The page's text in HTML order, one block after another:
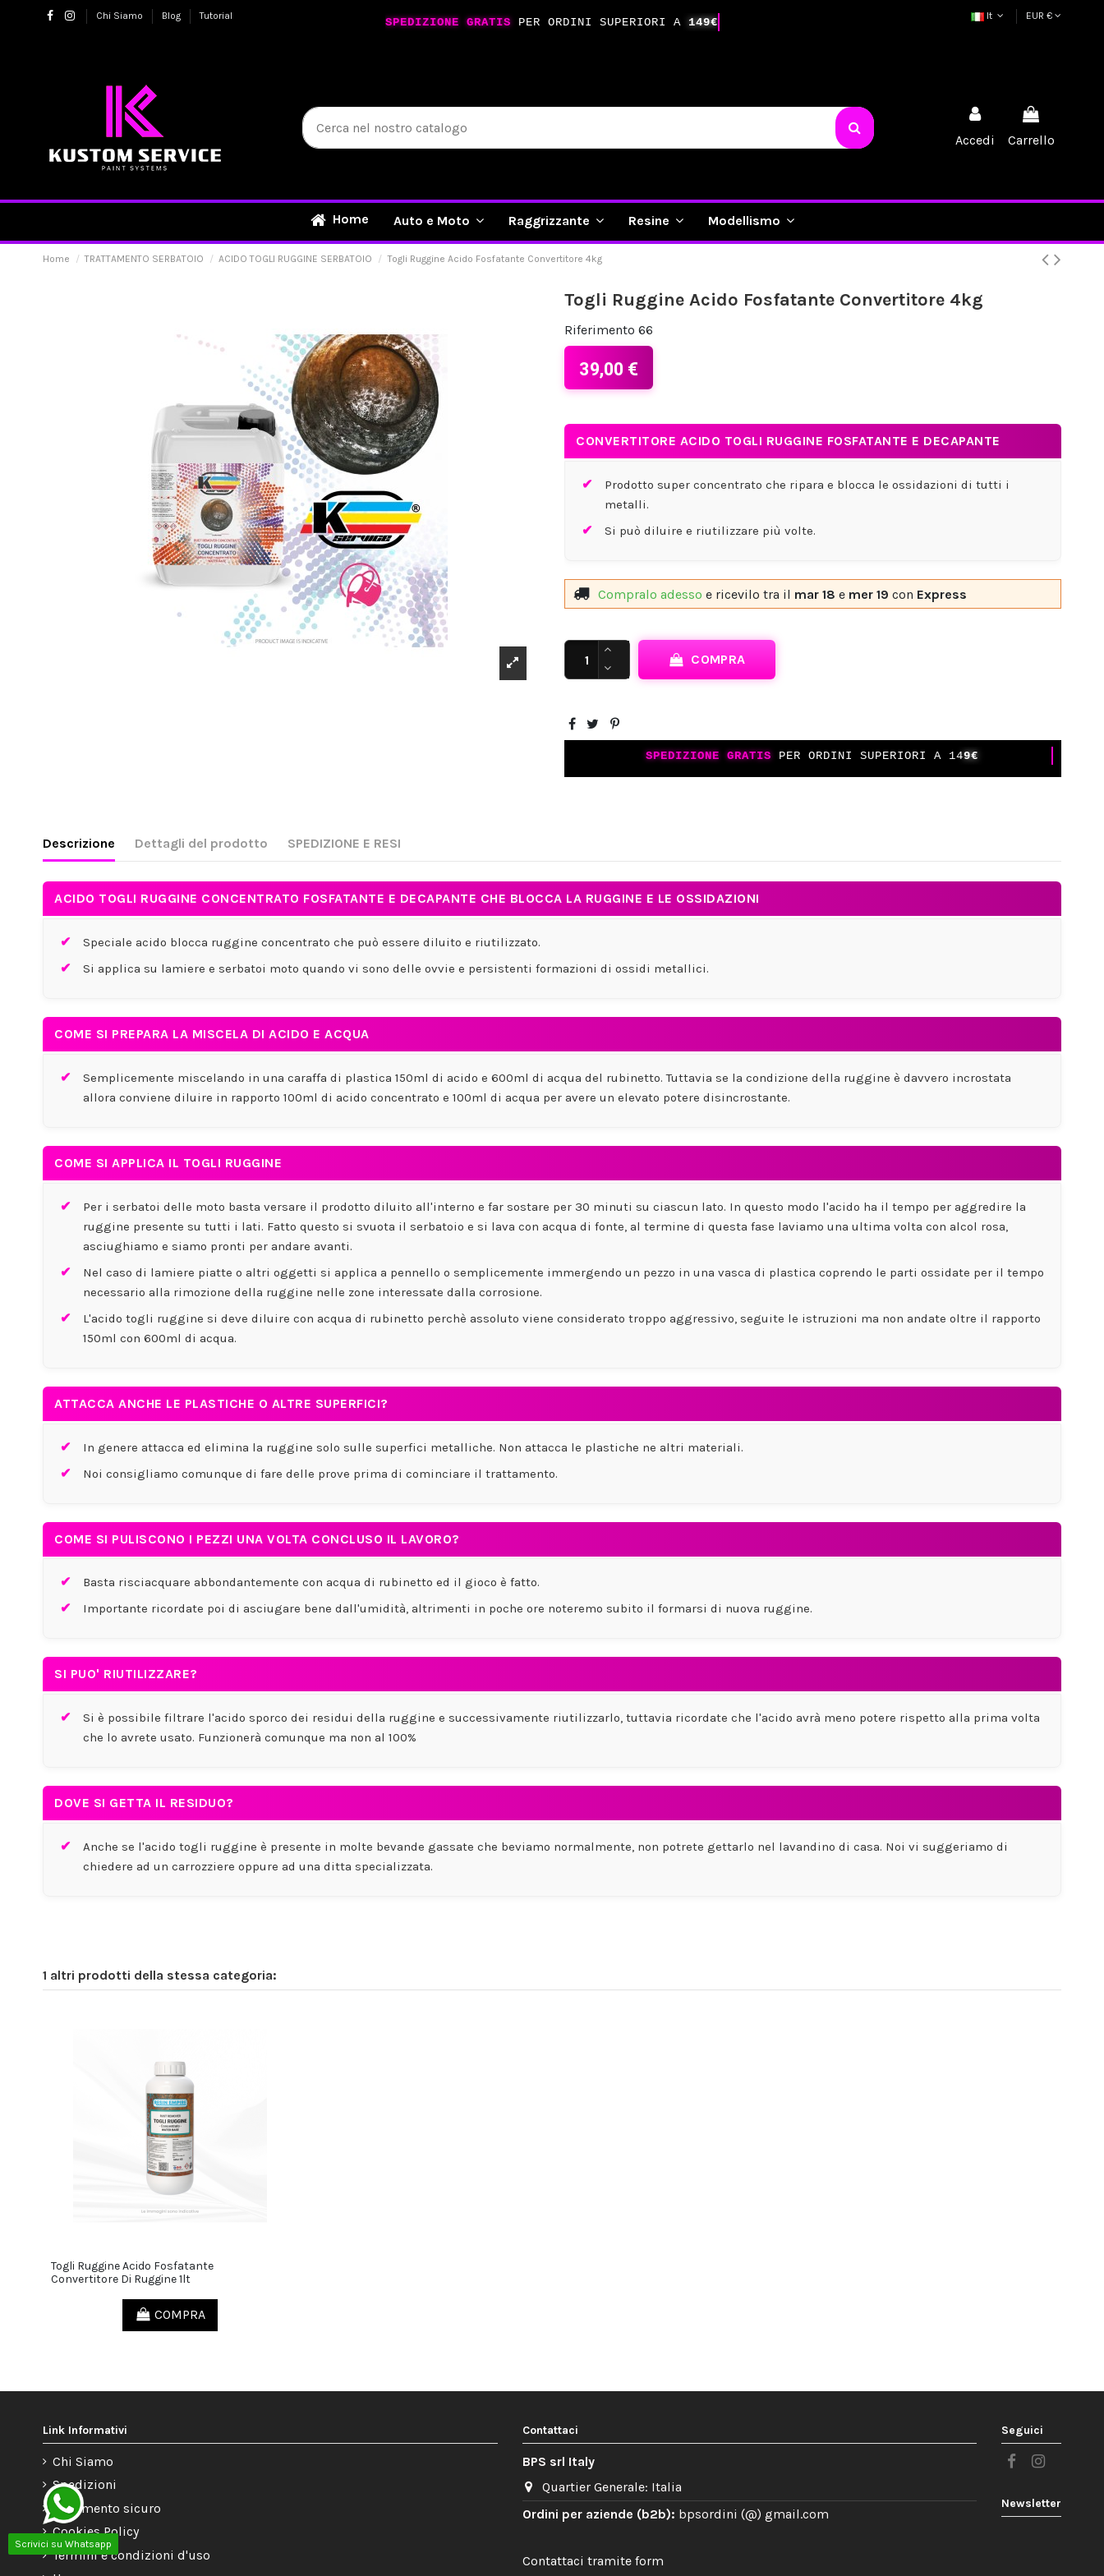
Chi Siamo Blog Tutorial SPEDIZIONE GRATIS PER ORDINI SUPERIORI A 149€ It EUR €
Accedi Carrello
Home Auto e Moto Raggrizzante Resine Modellismo
Home TRATTAMENTO SERBATOIO ACIDO TOGLI RUGGINE SERBATOIO Togli Ruggine Acido Fosfatante Convertitore 4kg
Togli Ruggine Acido Fosfatante Convertitore 4kg
Riferimento 66
39,00 €
CONVERTITORE ACIDO TOGLI RUGGINE FOSFATANTE E DECAPANTE
Prodotto super concentrato che ripara e blocca le ossidazioni di tutti i
metalli.
Si può diluire e riutilizzare più volte.
Compralo adesso e ricevilo tra il mar 18 e mer 19 con Express
COMPRA
SPEDIZIONE GRATIS PER ORDINI SUPERIORI A 149€
Descrizione Dettagli del prodotto SPEDIZIONE E RESI
ACIDO TOGLI RUGGINE CONCENTRATO FOSFATANTE E DECAPANTE CHE BLOCCA LA RUGGINE E LE OSSIDAZIONI
Speciale acido blocca ruggine concentrato che può essere diluito e riutilizzato.
Si applica su lamiere e serbatoi moto quando vi sono delle ovvie e persistenti formazioni di ossidi metallici.
COME SI PREPARA LA MISCELA DI ACIDO E ACQUA
Semplicemente miscelando in una caraffa di plastica 150ml di acido e 600ml di acqua del rubinetto. Tuttavia se la condizione della ruggine è davvero incrostata
allora conviene diluire in rapporto 100ml di acido concentrato e 100ml di acqua per avere un elevato potere disincrostante.
COME SI APPLICA IL TOGLI RUGGINE
Per i serbatoi delle moto basta versare il prodotto diluito all'interno e far sostare per 30 minuti su ciascun lato. In questo modo l'acido ha il tempo per aggredire la
ruggine presente su tutti i lati. Fatto questo si svuota il serbatoio e si lava con acqua di fonte, al termine di questa fase laviamo una ultima volta con alcol rosa,
asciughiamo e siamo pronti per andare avanti.
Nel caso di lamiere piatte o altri oggetti si applica a pennello o semplicemente immergendo un pezzo in una vasca di plastica coprendo le parti ossidate per il tempo
necessario alla rimozione della ruggine nelle zone interessate dalla corrosione.
L'acido togli ruggine si deve diluire con acqua di rubinetto perchè assoluto viene considerato troppo aggressivo, seguite le istruzioni ma non andate oltre il rapporto
150ml con 600ml di acqua.
ATTACCA ANCHE LE PLASTICHE O ALTRE SUPERFICI?
In genere attacca ed elimina la ruggine solo sulle superfici metalliche. Non attacca le plastiche ne altri materiali.
Noi consigliamo comunque di fare delle prove prima di cominciare il trattamento.
COME SI PULISCONO I PEZZI UNA VOLTA CONCLUSO IL LAVORO?
Basta risciacquare abbondantemente con acqua di rubinetto ed il gioco è fatto.
Importante ricordate poi di asciugare bene dall'umidità, altrimenti in poche ore noteremo subito il formarsi di nuova ruggine.
SI PUO' RIUTILIZZARE?
Si è possibile filtrare l'acido sporco dei residui della ruggine e successivamente riutilizzarlo, tuttavia ricordate che l'acido avrà meno potere rispetto alla prima volta
che lo avrete usato. Funzionerà comunque ma non al 100%
DOVE SI GETTA IL RESIDUO?
Anche se l'acido togli ruggine è presente in molte bevande gassate che beviamo normalmente, non potrete gettarlo nel lavandino di casa. Noi vi suggeriamo di
chiedere ad un carrozziere oppure ad una ditta specializzata.
1 altri prodotti della stessa categoria:
Togli Ruggine Acido Fosfatante
Convertitore Di Ruggine 1lt
COMPRA
Link Informativi
Chi Siamo
Spedizioni
Pagamento sicuro
Cookies Policy
Termini e condizioni d'uso
Contattaci
BPS srl Italy
Quartier Generale: Italia
Ordini per aziende (b2b): bpsordini (@) gmail.com
Contattaci tramite form
Scrivici su Whatsapp
Seguici
Newsletter